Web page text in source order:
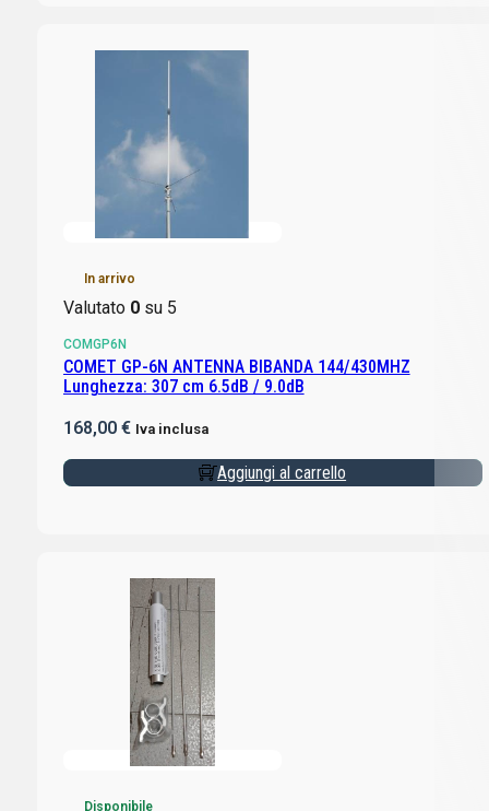
In arrivo
Valutato 0su 5
COMGP6N
COMET GP-6N ANTENNA BIBANDA 144/430MHZ
Lunghezza: 307 cm 6.5dB / 9.0dB
168,00 € Iva inclusa
Aggiungi al carrello
Disponibile